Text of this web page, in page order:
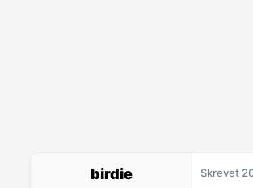
birdie Skrevet